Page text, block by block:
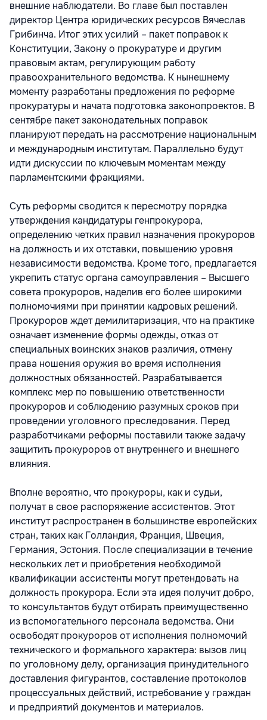
внешние наблюдатели. Во главе был поставлен
директор Центра юридических ресурсов Вячеслав
Грибинча. Итог этих усилий – пакет поправок к
Конституции, Закону о прокуратуре и другим
правовым актам, регулирующим работу
правоохранительного ведомства. К нынешнему
моменту разработаны предложения по реформе
прокуратуры и начата подготовка законопроектов. В
сентябре пакет законодательных поправок
планируют передать на рассмотрение национальным
и международным институтам. Параллельно будут
идти дискуссии по ключевым моментам между
парламентскими фракциями.
Суть реформы сводится к пересмотру порядка
утверждения кандидатуры генпрокурора,
определению четких правил назначения прокуроров
на должность и их отставки, повышению уровня
независимости ведомства. Кроме того, предлагается
укрепить статус органа самоуправления – Высшего
совета прокуроров, наделив его более широкими
полномочиями при принятии кадровых решений.
Прокуроров ждет демилитаризация, что на практике
означает изменение формы одежды, отказ от
специальных воинских знаков различия, отмену
права ношения оружия во время исполнения
должностных обязанностей. Разрабатывается
комплекс мер по повышению ответственности
прокуроров и соблюдению разумных сроков при
проведении уголовного преследования. Перед
разработчиками реформы поставили также задачу
защитить прокуроров от внутреннего и внешнего
влияния.
Вполне вероятно, что прокуроры, как и судьи,
получат в свое распоряжение ассистентов. Этот
институт распространен в большинстве европейских
стран, таких как Голландия, Франция, Швеция,
Германия, Эстония. После специализации в течение
нескольких лет и приобретения необходимой
квалификации ассистенты могут претендовать на
должность прокурора. Если эта идея получит добро,
то консультантов будут отбирать преимущественно
из вспомогательного персонала ведомства. Они
освободят прокуроров от исполнения полномочий
технического и формального характера: вызов лиц
по уголовному делу, организация принудительного
доставления фигурантов, составление протоколов
процессуальных действий, истребование у граждан
и предприятий документов и материалов.